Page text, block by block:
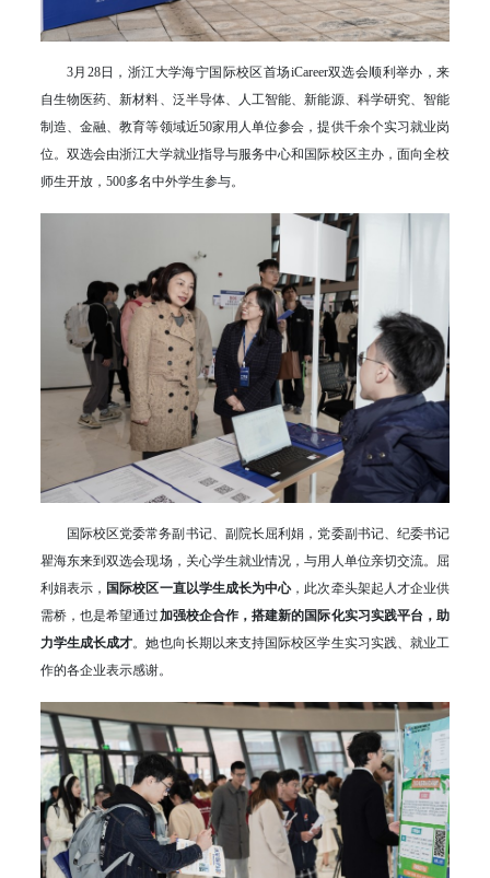
3月28日，浙江大学海宁国际校区首场iCareer双选会顺利举办，来
自生物医药、新材料、泛半导体、人工智能、新能源、科学研究、智能
制造、金融、教育等领域近50家用人单位参会，提供千余个实习就业岗
位。双选会由浙江大学就业指导与服务中心和国际校区主办，面向全校
师生开放，500多名中外学生参与。
国际校区党委常务副书记、副院长屈利娟，党委副书记、纪委书记
瞿海东来到双选会现场，关心学生就业情况，与用人单位亲切交流。屈
利娟表示， 国际校区一直以学生成长为中心，此次牵头架起人才企业供
需桥，也是希望通过加强校企合作，搭建新的国际化实习实践平台，助
力学生成长成才。她也向长期以来支持国际校区学生实习实践、就业工
作的各企业表示感谢。